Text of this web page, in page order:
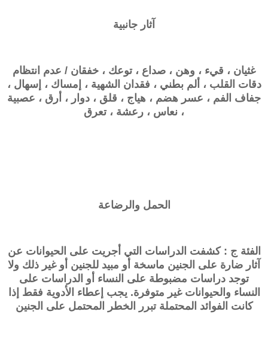
آثار جانبية
غثيان ، قيء ، وهن ، صداع ، توعك ، خفقان / عدم انتظام
دقات القلب ، ألم بطني ، فقدان الشهية ، إمساك ، إسهال ،
جفاف الفم ، عسر هضم ، هياج ، قلق ، دوار ، أرق ، عصبية
، نعاس ، رعشة ، تعرق
الحمل والرضاعة
الفئة ج : كشفت الدراسات التي أجريت على الحيوانات عن
آثار ضارة على الجنين ماسخة أو مبيد للجنين أو غير ذلك ولا
توجد دراسات مضبوطة على النساء أو الدراسات على
النساء والحيوانات غير متوفرة. يجب إعطاء الأدوية فقط إذا
كانت الفوائد المحتملة تبرر الخطر المحتمل على الجنين